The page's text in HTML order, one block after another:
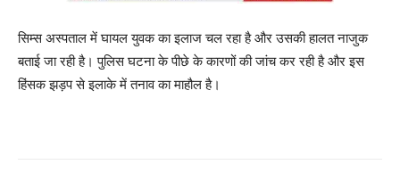
सिम्स अस्पताल में घायल युवक का इलाज चल रहा है और उसकी हालत नाजुक
बताई जा रही है। पुलिस घटना के पीछे के कारणों की जांच कर रही है और इस
हिंसक झड़प से इलाके में तनाव का माहौल है।